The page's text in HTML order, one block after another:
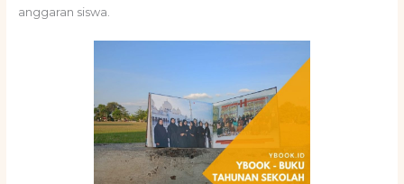
anggaran siswa.